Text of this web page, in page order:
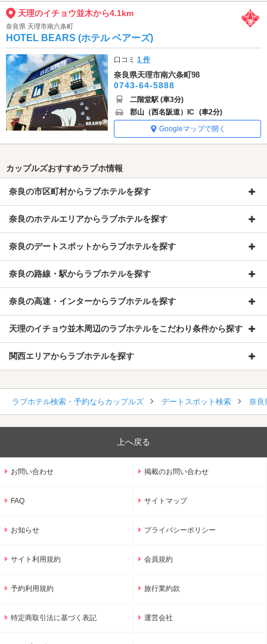
天理のイチョウ並木から4.1km
奈良県 天理市南六条町
HOTEL BEARS (ホテル ベアーズ)
口コミ1 件
奈良県天理市南六条町98
0743-64-5888
二階堂駅 (車3分)
郡山（西名阪道）IC (車2分)
Googleマップで開く
カップルズおすすめラブホ情報
奈良の市区町村からラブホテルを探す
奈良のホテルエリアからラブホテルを探す
奈良のデートスポットからラブホテルを探す
奈良の路線・駅からラブホテルを探す
奈良の高速・インターからラブホテルを探す
天理のイチョウ並木周辺のラブホテルをこだわり条件から探す
関西エリアからラブホテルを探す
ラブホテル検索・予約ならカップルズ デートスポット検索 奈良
上へ戻る
お問い合わせ 掲載のお問い合わせ
FAQ サイトマップ
お知らせ プライバシーポリシー
サイト利用規約 会員規約
予約利用規約 旅行業約款
特定商取引法に基づく表記 運営会社